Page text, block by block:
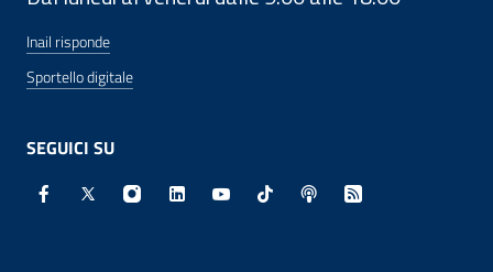
Inail risponde
Sportello digitale
SEGUICI SU
Facebook - Sito esterno - Apertura in nuova finestra
X - Sito esterno - Apertura in nuova finestra
Instagram - Sito esterno - Apertura in
Linkedin - Sito esterno - Apertura in
Youtube - Sito esterno -
TikTok - Sito esterno -
Spreaker - Sito
Feed RSS -